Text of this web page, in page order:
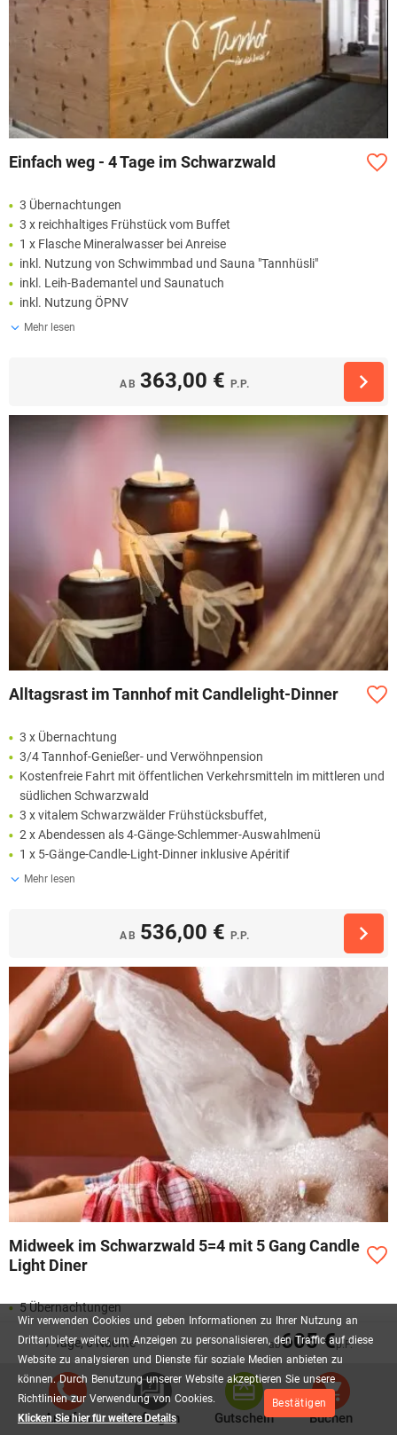
Wir verwenden Cookies und geben Informationen zu Ihrer Nutzung an
Drittanbieter weiter, um Anzeigen zu personalisieren, den Traffic auf diese
Website zu analysieren und Dienste für soziale Medien anbieten zu
können. Durch Benutzung unserer Website akzeptieren Sie unsere
Richtlinien zur Verwendung von Cookies.
Klicken Sie hier für weitere Details
Bestätigen
7 Tage, 6 Nächte ab605 €p.P.
Anrufen Anfragen Gutschein Buchen
Einfach weg - 4 Tage im Schwarzwald
3 Übernachtungen
3 x reichhaltiges Frühstück vom Buffet
1 x Flasche Mineralwasser bei Anreise
inkl. Nutzung von Schwimmbad und Sauna "Tannhüsli"
inkl. Leih-Bademantel und Saunatuch
inkl. Nutzung ÖPNV
Mehr lesen
AB 363,00 € P.P.
Alltagsrast im Tannhof mit Candlelight-Dinner
3 x Übernachtung
3/4 Tannhof-Genießer- und Verwöhnpension
Kostenfreie Fahrt mit öffentlichen Verkehrsmitteln im mittleren und
südlichen Schwarzwald
3 x vitalem Schwarzwälder Frühstücksbuffet,
2 x Abendessen als 4-Gänge-Schlemmer-Auswahlmenü
1 x 5-Gänge-Candle-Light-Dinner inklusive Apéritif
Mehr lesen
AB 536,00 € P.P.
Midweek im Schwarzwald 5=4 mit 5 Gang Candle
Light Diner
5 Übernachtungen
5 x reichhaltiges Frühstück vom Buffet
1 x Abendessen als 5_Gänge-Candle-Light-Dinner
4 x Abendessen als 4-Gänge-Schlemmer-Auswahlmenü
1 x Aperitif
inkl. 1 Flasche Mineralwasser auf dem Zimmer